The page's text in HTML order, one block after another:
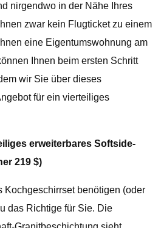
nirgendwo in der Nähe Ihres
zwar kein Flugticket zu einem
eine Eigentumswohnung am
Ihnen beim ersten Schritt
wir Sie über dieses
für ein vierteiliges
erweiterbares Softside-
219 $)
Kochgeschirrset benötigen (oder
das Richtige für Sie. Die